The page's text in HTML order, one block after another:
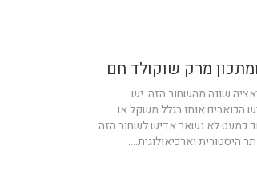
מרק שוקולד חם
שונה מהשחור הזה .יש
הכואבים אותו בגלל משקל או
כמעט לא נשאר אדיש לשחור הזה
היסטורית וארכיאולוגית....